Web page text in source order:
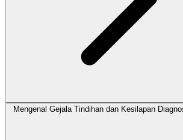
Mengenal Gejala Tindihan dan Kesilapan